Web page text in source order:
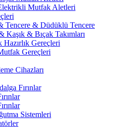
Mutfak Aletleri
Tencere & Düdüklü Tencere
Kaşık & Bıçak Takımları
Hazırlık Gereçleri
Gereçleri
Cihazları
Fırınlar
Sistemleri